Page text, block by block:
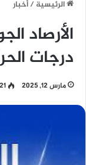
الرئيسية/أخبار
الأرصاد
درجات
مارس 12, 2025 21